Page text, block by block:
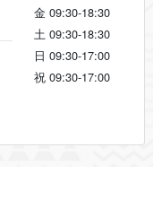
金 09:30-18:30
土 09:30-18:30
日 09:30-17:00
祝 09:30-17:00